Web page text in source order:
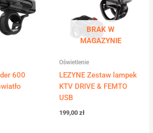
600
BRAK W
MAGAZYNIE
Oświetlenie
LEZYNE Zestaw lampek
KTV DRIVE & FEMTO
USB
199,00 zł